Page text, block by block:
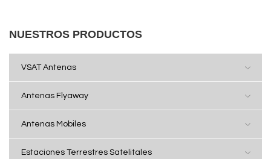
NUESTROS PRODUCTOS
VSAT Antenas
Antenas Flyaway
Antenas Mobiles
Estaciones Terrestres Satelitales